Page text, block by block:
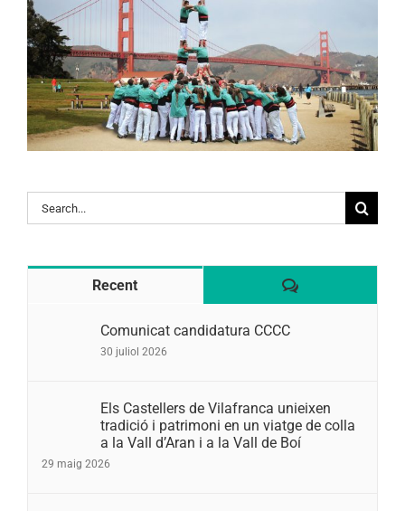
Search
for:
Recent Comentaris
Comunicat candidatura CCCC
30 juliol 2026
Els Castellers de Vilafranca unieixen
tradició i patrimoni en un viatge de colla
a la Vall d’Aran i a la Vall de Boí
29 maig 2026